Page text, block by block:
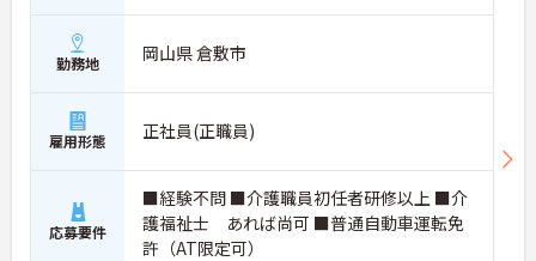
■ 未経験から挑戦できる環境
介護経験不問で応募可能です
・施設見学を随時受付
→ 介護の仕事をこれから始めたい方も安心して応募
しやすい環境です♪
■ 各種手当が充実した待遇面
勤務地 岡山県 倉敷市
雇用形態 正社員(正職員)
応募要件
■経験不問 ■介護職員初任者研修以上 ■介
護福祉士 あれば尚可 ■普通自動車運転免
許（AT限定可）